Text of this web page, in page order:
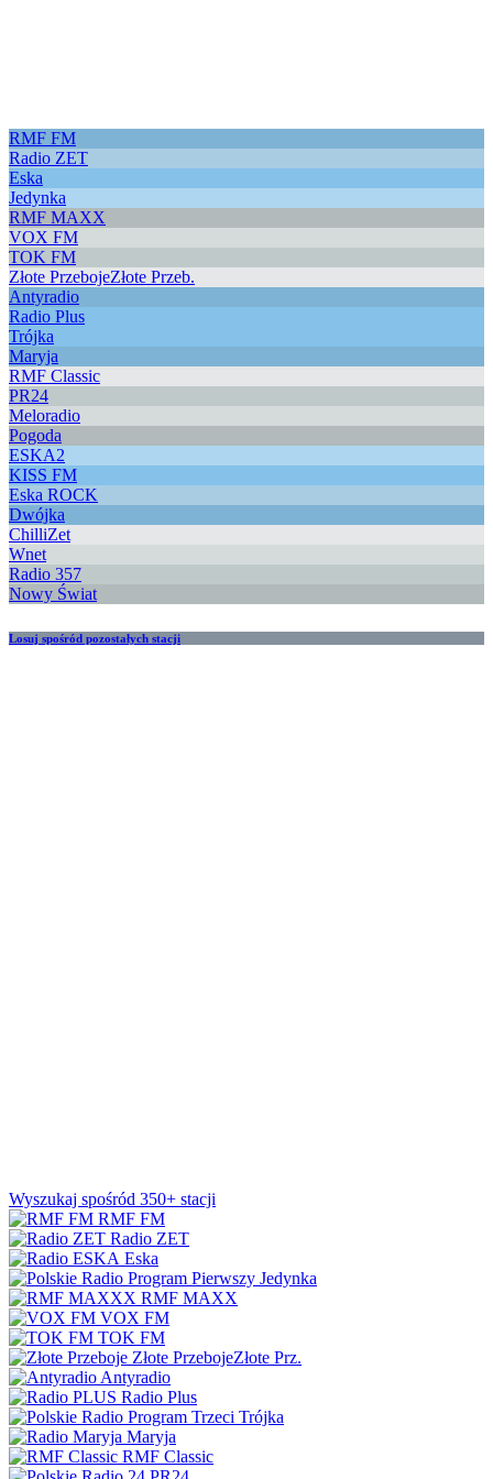
RMF FM
Radio ZET
Eska
Jedynka
RMF MAXX
VOX FM
TOK FM
Złote PrzebojeZłote Przeb.
Antyradio
Radio Plus
Trójka
Maryja
RMF Classic
PR24
Meloradio
Pogoda
ESKA2
KISS FM
Eska ROCK
Dwójka
ChilliZet
Wnet
Radio 357
Nowy Świat
Losuj spośród pozostałych stacji
Wyszukaj spośród 350+ stacji
RMF FM
Radio ZET
Eska
Jedynka
RMF MAXX
VOX FM
TOK FM
Złote PrzebojeZłote Prz.
Antyradio
Radio Plus
Trójka
Maryja
RMF Classic